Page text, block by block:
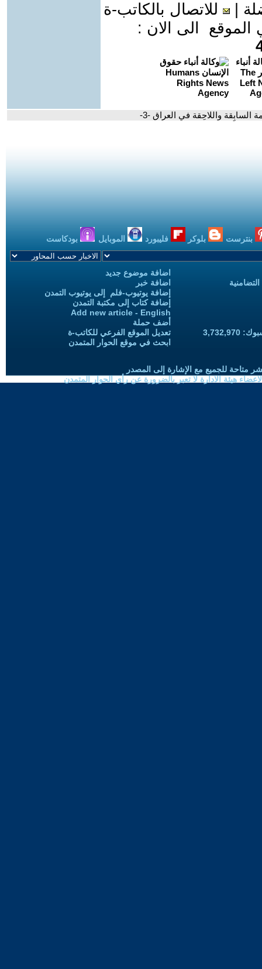
للاتصال بالكاتب-ة
الى الان :
واللاحِقة في العراق -3-
بنترست بلوكر فليبورد الموبايل بودكاست
اضافة موضوع جديد
اضافة خبر
إضافة يوتيوب-فلم إلى يوتيوب التمدن
إضافة كتاب إلى مكتبة التمدن
Add new article - English
أضف حملة
تعديل الموقع الفرعي للكاتب-ة
ابحث في موقع الحوار المتمدن
متاحة للجميع مع الإشارة إلى المصدر
هيئة الادارة لا تعبر بالضرورة عن رأي الحوار المتمدن